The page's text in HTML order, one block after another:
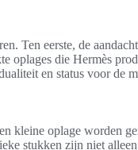
Ten eerste, de
oplages die Hermès
en status voor de
kleine oplage worden
stukken zijn niet